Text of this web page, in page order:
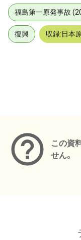
福島第一原発事故
復興 収録:日本
この資
せん。